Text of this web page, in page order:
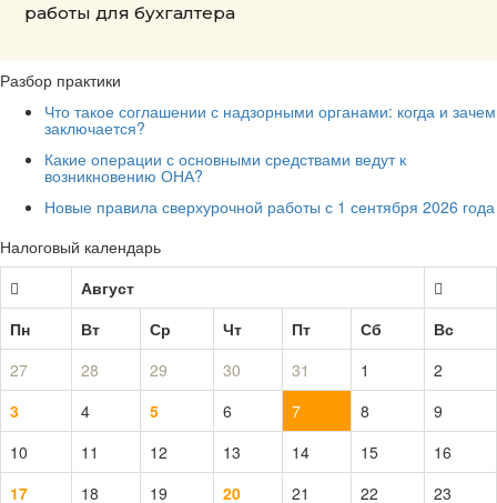
работы для бухгалтера
Разбор практики
Что такое соглашении с надзорными органами: когда и зачем
заключается?
Какие операции с основными средствами ведут к
возникновению ОНА?
Новые правила сверхурочной работы с 1 сентября 2026 года
Налоговый календарь
Август
Пн
Вт Ср Чт Пт Сб
Вс
27
28 29 30 31 1
2
3
4 5 6 7 8
9
10
11 12 13 14 15
16
17
18 19 20 21 22
23